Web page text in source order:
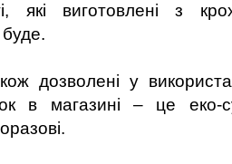
які виготовлені з
дозволені у
в магазині – це еко-